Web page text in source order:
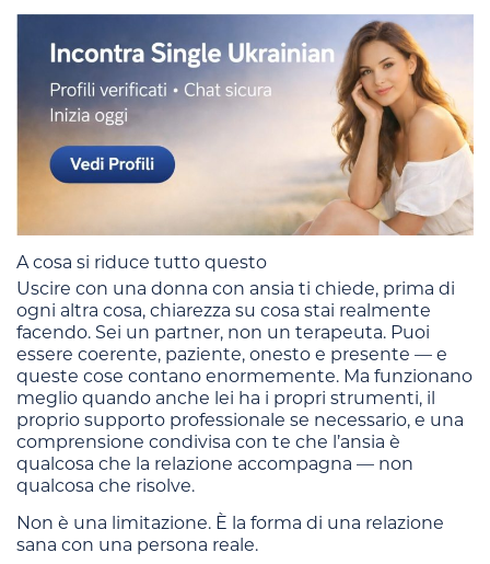
A cosa si riduce tutto questo
Uscire con una donna con ansia ti chiede, prima di
ogni altra cosa, chiarezza su cosa stai realmente
facendo. Sei un partner, non un terapeuta. Puoi
essere coerente, paziente, onesto e presente — e
queste cose contano enormemente. Ma funzionano
meglio quando anche lei ha i propri strumenti, il
proprio supporto professionale se necessario, e una
comprensione condivisa con te che l’ansia è
qualcosa che la relazione accompagna — non
qualcosa che risolve.
Non è una limitazione. È la forma di una relazione
sana con una persona reale.